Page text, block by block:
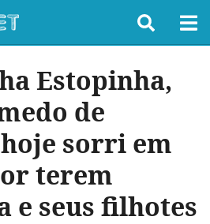
Estopinha,
de
sorri em
terem
e seus filhotes